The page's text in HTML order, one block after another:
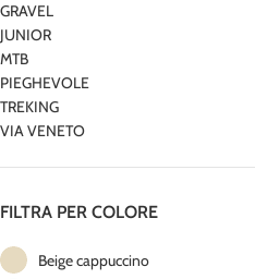
GRAVEL
JUNIOR
MTB
PIEGHEVOLE
TREKING
VIA VENETO
FILTRA PER COLORE
Beige cappuccino